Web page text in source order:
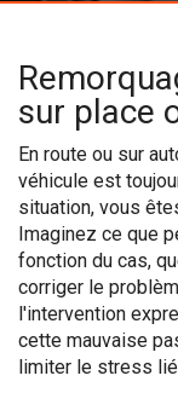
sur place
En route ou sur
véhicule est
situation, vous
Imaginez ce que
fonction du cas,
corriger le
l'intervention
cette mauvaise
limiter le stress lié